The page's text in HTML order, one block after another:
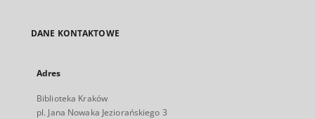
DANE KONTAKTOWE
Adres
Biblioteka Kraków
pl. Jana Nowaka Jeziorańskiego 3